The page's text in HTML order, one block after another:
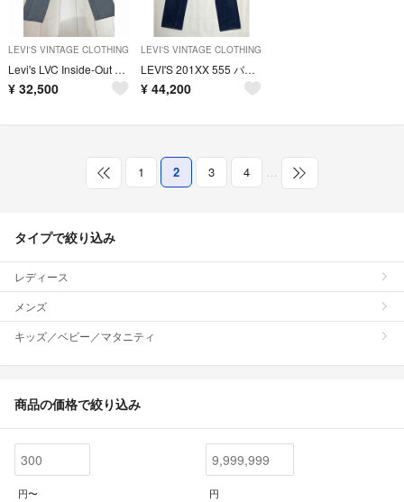
LEVI'S VINTAGE CLOTHING
Levi's LVC Inside-Out 501 W32 新品 501本限定
¥ 32,500
LEVI'S VINTAGE CLOTHING
LEVI'S 201XX 555 バレンシアUSA製 BIGE W31 赤耳濃紺
¥ 44,200
1 2 3 4
タイプで絞り込み
レディース
メンズ
キッズ／ベビー／マタニティ
商品の価格で絞り込み
円〜 円